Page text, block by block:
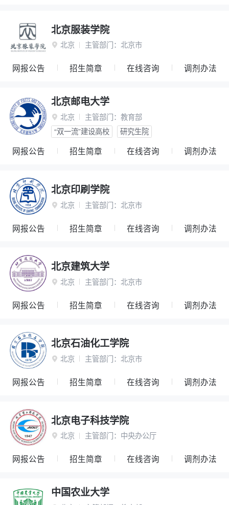
北京服装学院
 北京 主管部门： 北京市
网报公告 招生简章 在线咨询 调剂办法
北京邮电大学
 北京 主管部门： 教育部
“双一流”建设高校
研究生院
网报公告 招生简章 在线咨询 调剂办法
北京印刷学院
 北京 主管部门： 北京市
网报公告 招生简章 在线咨询 调剂办法
北京建筑大学
 北京 主管部门： 北京市
网报公告 招生简章 在线咨询 调剂办法
北京石油化工学院
 北京 主管部门： 北京市
网报公告 招生简章 在线咨询 调剂办法
北京电子科技学院
 北京 主管部门： 中央办公厅
网报公告 招生简章 在线咨询 调剂办法
中国农业大学